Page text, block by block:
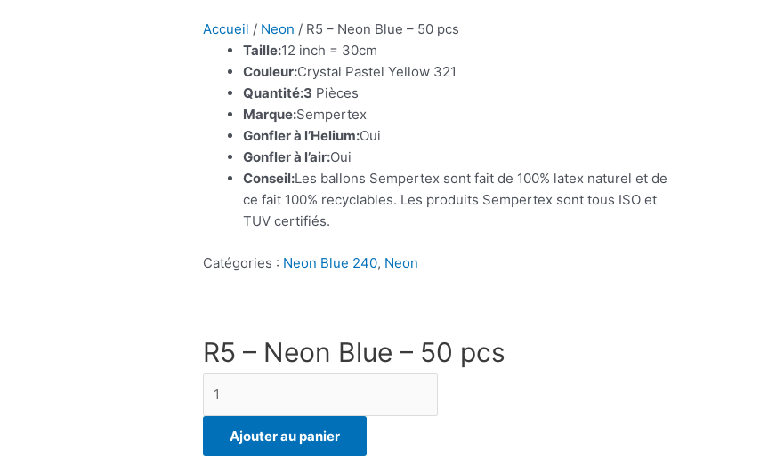
Accueil / Neon / R5 – Neon Blue – 50 pcs
Taille:12 inch = 30cm
Couleur:Crystal Pastel Yellow 321
Quantité:3 Pièces
Marque:Sempertex
Gonfler à l’Helium:Oui
Gonfler à l’air:Oui
Conseil:Les ballons Sempertex sont fait de 100% latex naturel et de
ce fait 100% recyclables. Les produits Sempertex sont tous ISO et
TUV certifiés.
Catégories : Neon Blue 240, Neon
R5 – Neon Blue – 50 pcs
de
Ajouter au panier